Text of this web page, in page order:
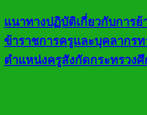
แนาทางปฏิบัติเกี่ยวกับการย้
ข้าราชการครูและบุคลากร
ตำแหน่งครูสังกัดกระทรวง